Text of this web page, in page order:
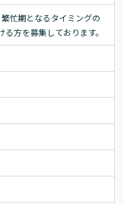
忙期となるタイミングの
方を募集しております。